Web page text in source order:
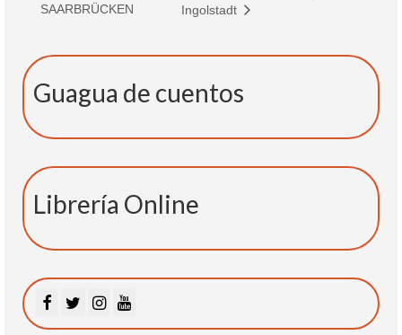
SAARBRÜCKEN
Ingolstadt
Guagua de cuentos
Librería Online